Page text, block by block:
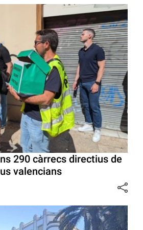
290 càrrecs directius de
valencians